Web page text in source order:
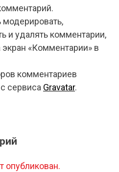
модерировать,
и удалять комментарии,
экран «Комментарии» в
комментариев
сервиса Gravatar.
опубликован.